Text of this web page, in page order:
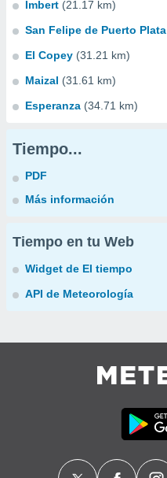
Imbert (21.17 km)
San Felipe de Puerto Plata
El Copey (31.21 km)
Maizal (31.61 km)
Esperanza (34.71 km)
Tiempo...
PDF
Más información
Tiempo en tu Web
Widget de El tiempo
API de Meteorología